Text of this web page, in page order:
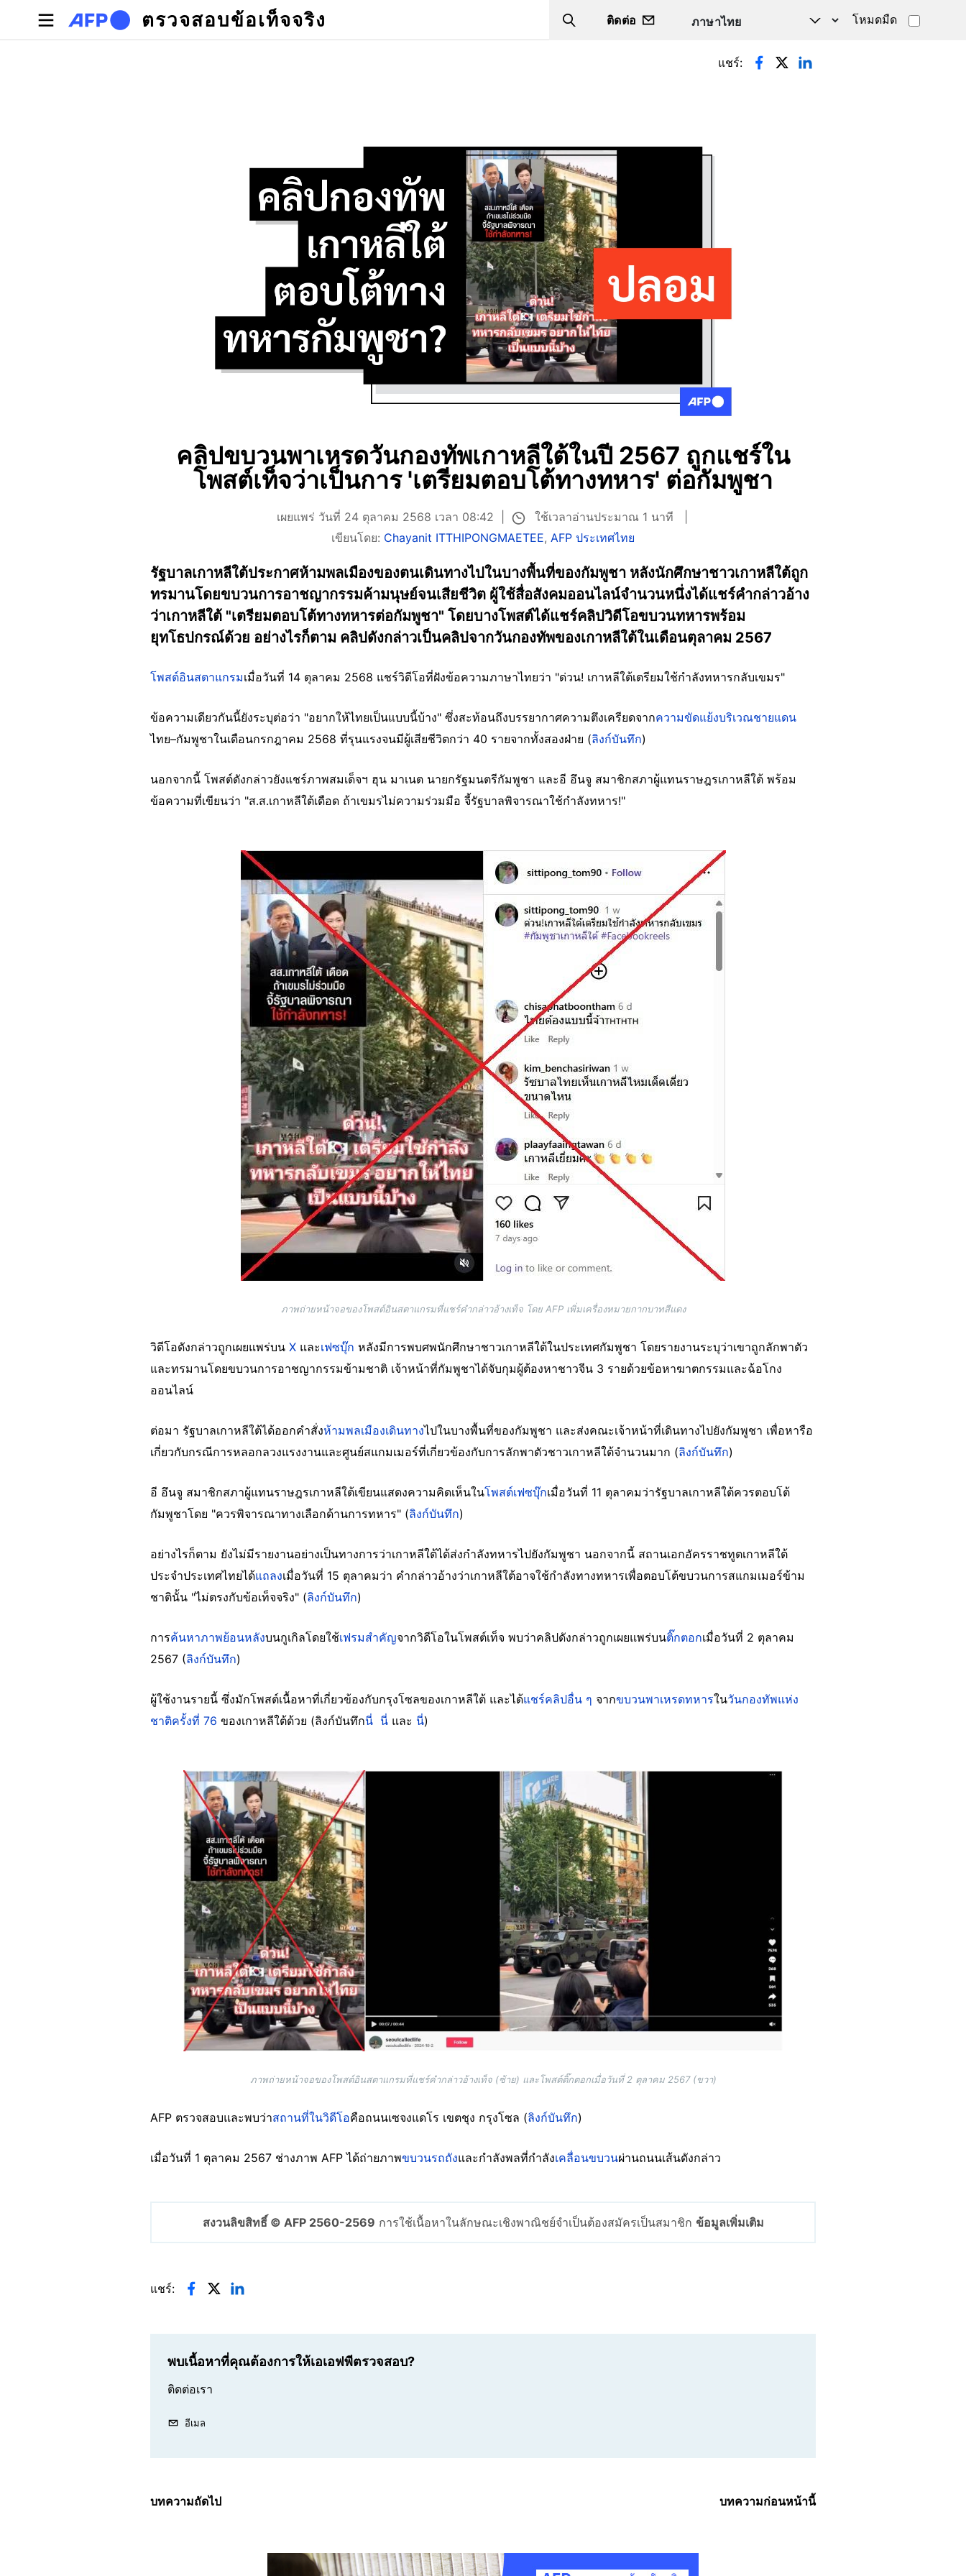
Skip to main content
ตรวจสอบข้อเท็จจริง Search
ติดต่อ โหมดมืด
Primary tabs แชร์:
คลิปขบวนพาเหรดวันกองทัพเกาหลีใต้ในปี 2567 ถูกแชร์ใน
โพสต์เท็จว่าเป็นการ 'เตรียมตอบโต้ทางทหาร' ต่อกัมพูชา
เผยแพร่ วันที่ 24 ตุลาคม 2568 เวลา 08:42
ใช้เวลาอ่านประมาณ 1 นาที
เขียนโดย: Chayanit ITTHIPONGMAETEE, AFP ประเทศไทย
รัฐบาลเกาหลีใต้ประกาศห้ามพลเมืองของตนเดินทางไปในบางพื้นที่ของกัมพูชา หลังนักศึกษาชาวเกาหลีใต้ถูก
ทรมานโดยขบวนการอาชญากรรมค้ามนุษย์จนเสียชีวิต ผู้ใช้สื่อสังคมออนไลน์จำนวนหนึ่งได้แชร์คำกล่าวอ้าง
ว่าเกาหลีใต้ "เตรียมตอบโต้ทางทหารต่อกัมพูชา" โดยบางโพสต์ได้แชร์คลิปวิดีโอขบวนทหารพร้อม
ยุทโธปกรณ์ด้วย อย่างไรก็ตาม คลิปดังกล่าวเป็นคลิปจากวันกองทัพของเกาหลีใต้ในเดือนตุลาคม 2567
โพสต์อินสตาแกรมเมื่อวันที่ 14 ตุลาคม 2568 แชร์วิดีโอที่ฝังข้อความภาษาไทยว่า "ด่วน! เกาหลีใต้เตรียมใช้กำลังทหารกลับเขมร"
ข้อความเดียวกันนี้ยังระบุต่อว่า "อยากให้ไทยเป็นแบบนี้บ้าง" ซึ่งสะท้อนถึงบรรยากาศความตึงเครียดจากความขัดแย้งบริเวณชายแดน
ไทย–กัมพูชาในเดือนกรกฎาคม 2568 ที่รุนแรงจนมีผู้เสียชีวิตกว่า 40 รายจากทั้งสองฝ่าย (ลิงก์บันทึก)
นอกจากนี้ โพสต์ดังกล่าวยังแชร์ภาพสมเด็จฯ ฮุน มาเนต นายกรัฐมนตรีกัมพูชา และอี อึนจู สมาชิกสภาผู้แทนราษฎรเกาหลีใต้ พร้อม
ข้อความที่เขียนว่า "ส.ส.เกาหลีใต้เดือด ถ้าเขมรไม่ความร่วมมือ จี้รัฐบาลพิจารณาใช้กำลังทหาร!"
ภาพถ่ายหน้าจอของโพสต์อินสตาแกรมที่แชร์คำกล่าวอ้างเท็จ โดย AFP เพิ่มเครื่องหมายกากบาทสีแดง
วิดีโอดังกล่าวถูกเผยแพร่บน X และเฟซบุ๊ก หลังมีการพบศพนักศึกษาชาวเกาหลีใต้ในประเทศกัมพูชา โดยรายงานระบุว่าเขาถูกลักพาตัว
และทรมานโดยขบวนการอาชญากรรมข้ามชาติ เจ้าหน้าที่กัมพูชาได้จับกุมผู้ต้องหาชาวจีน 3 รายด้วยข้อหาฆาตกรรมและฉ้อโกง
ออนไลน์
ต่อมา รัฐบาลเกาหลีใต้ได้ออกคำสั่งห้ามพลเมืองเดินทางไปในบางพื้นที่ของกัมพูชา และส่งคณะเจ้าหน้าที่เดินทางไปยังกัมพูชา เพื่อหารือ
เกี่ยวกับกรณีการหลอกลวงแรงงานและศูนย์สแกมเมอร์ที่เกี่ยวข้องกับการลักพาตัวชาวเกาหลีใต้จำนวนมาก (ลิงก์บันทึก)
อี อึนจู สมาชิกสภาผู้แทนราษฎรเกาหลีใต้เขียนแสดงความคิดเห็นในโพสต์เฟซบุ๊กเมื่อวันที่ 11 ตุลาคมว่ารัฐบาลเกาหลีใต้ควรตอบโต้
กัมพูชาโดย "ควรพิจารณาทางเลือกด้านการทหาร" (ลิงก์บันทึก)
อย่างไรก็ตาม ยังไม่มีรายงานอย่างเป็นทางการว่าเกาหลีใต้ได้ส่งกำลังทหารไปยังกัมพูชา นอกจากนี้ สถานเอกอัครราชทูตเกาหลีใต้
ประจำประเทศไทยได้แถลงเมื่อวันที่ 15 ตุลาคมว่า คำกล่าวอ้างว่าเกาหลีใต้อาจใช้กำลังทางทหารเพื่อตอบโต้ขบวนการสแกมเมอร์ข้าม
ชาตินั้น "ไม่ตรงกับข้อเท็จจริง" (ลิงก์บันทึก)
การค้นหาภาพย้อนหลังบนกูเกิลโดยใช้เฟรมสำคัญจากวิดีโอในโพสต์เท็จ พบว่าคลิปดังกล่าวถูกเผยแพร่บนติ๊กตอกเมื่อวันที่ 2 ตุลาคม
2567 (ลิงก์บันทึก)
ผู้ใช้งานรายนี้ ซึ่งมักโพสต์เนื้อหาที่เกี่ยวข้องกับกรุงโซลของเกาหลีใต้ และได้แชร์คลิปอื่น ๆ จากขบวนพาเหรดทหารในวันกองทัพแห่ง
ชาติครั้งที่ 76 ของเกาหลีใต้ด้วย (ลิงก์บันทึกนี่ นี่ และ นี่)
Image
ภาพถ่ายหน้าจอของโพสต์อินสตาแกรมที่แชร์คำกล่าวอ้างเท็จ (ซ้าย) และโพสต์ติ๊กตอกเมื่อวันที่ 2 ตุลาคม 2567 (ขวา)
AFP ตรวจสอบและพบว่าสถานที่ในวิดีโอคือถนนเซจงแดโร เขตชุง กรุงโซล (ลิงก์บันทึก)
เมื่อวันที่ 1 ตุลาคม 2567 ช่างภาพ AFP ได้ถ่ายภาพขบวนรถถังและกำลังพลที่กำลังเคลื่อนขบวนผ่านถนนเส้นดังกล่าว
สงวนลิขสิทธิ์ © AFP 2560-2569 การใช้เนื้อหาในลักษณะเชิงพาณิชย์จำเป็นต้องสมัครเป็นสมาชิก ข้อมูลเพิ่มเติม
แชร์:
พบเนื้อหาที่คุณต้องการให้เอเอฟพีตรวจสอบ?
ติดต่อเรา
อีเมล
บทความถัดไป บทความก่อนหน้านี้